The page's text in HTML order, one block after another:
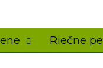
Riečne